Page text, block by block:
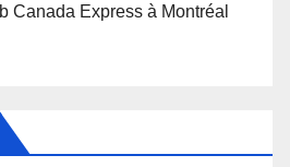
Canada Express à Montréal